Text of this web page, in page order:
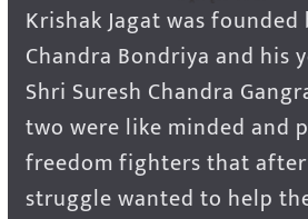
Krishak Jagat was
Chandra Bondriya and his
Shri Suresh Chandra
two were like minded and
freedom fighters that
struggle wanted to help